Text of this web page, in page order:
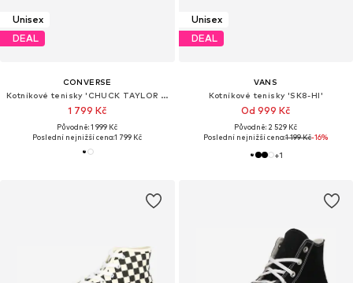
Unisex
DEAL
CONVERSE
Kotníkové tenisky 'CHUCK TAYLOR ALL STAR LEATHER'
1 799 Kč
Původně: 1 999 Kč
Poslední nejnižší cena:1 799 Kč
Unisex
DEAL
VANS
Kotníkové tenisky 'SK8-HI'
Od 999 Kč
Původně: 2 529 Kč
Poslední nejnižší cena:1 199 Kč-16%
+1